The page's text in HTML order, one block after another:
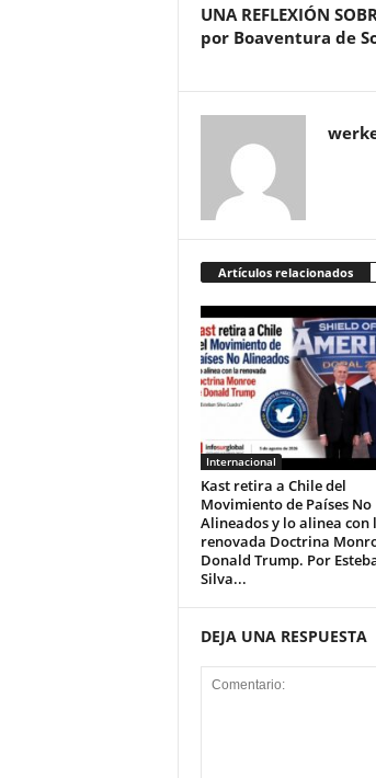
UNA REFLEXIÓN
por Boaventura de
Artículos relacionados
Internacional
Kast retira a Chile del
Movimiento de Países No
Alineados y lo alinea con
renovada Doctrina
Donald Trump. Por
Silva...
DEJA UNA RESPUESTA